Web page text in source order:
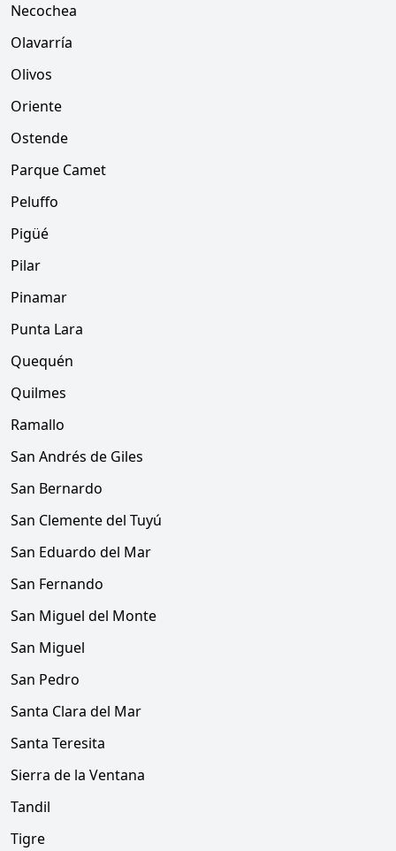
Necochea
Olavarría
Olivos
Oriente
Ostende
Parque Camet
Peluffo
Pigüé
Pilar
Pinamar
Punta Lara
Quequén
Quilmes
Ramallo
San Andrés de Giles
San Bernardo
San Clemente del Tuyú
San Eduardo del Mar
San Fernando
San Miguel del Monte
San Miguel
San Pedro
Santa Clara del Mar
Santa Teresita
Sierra de la Ventana
Tandil
Tigre